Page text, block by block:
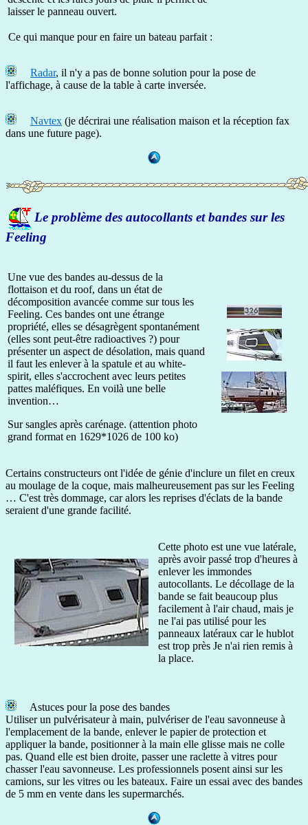
laisser le panneau ouvert.
Ce qui manque pour en faire un bateau parfait :
Radar, il n'y a pas de bonne solution pour la pose de
l'affichage, à cause de la table à carte inversée.
Navtex (je décrirai une réalisation maison et la réception fax
dans une future page).
Le problème des autocollants et bandes sur les
Feeling
Une vue des bandes au-dessus de la
flottaison et du roof, dans un état de
décomposition avancée comme sur tous les
Feeling. Ces bandes ont une étrange
propriété, elles se désagrègent spontanément
(elles sont peut-être radioactives ?) pour
présenter un aspect de désolation, mais quand
il faut les enlever à la spatule et au white-
spirit, elles s'accrochent avec leurs petites
pattes maléfiques. En voilà une belle
invention…
Sur sangles après carénage. (attention photo
grand format en 1629*1026 de 100 ko)
Certains constructeurs ont l'idée de génie d'inclure un filet en creux
au moulage de la coque, mais malheureusement pas sur les Feeling
… C'est très dommage, car alors les reprises d'éclats de la bande
seraient d'une grande facilité.
Cette photo est une vue latérale,
après avoir passé trop d'heures à
enlever les immondes
autocollants. Le décollage de la
bande se fait beaucoup plus
facilement à l'air chaud, mais je
ne l'ai pas utilisé pour les
panneaux latéraux car le hublot
est trop près Je n'ai rien remis à
la place.
Astuces pour la pose des bandes
Utiliser un pulvérisateur à main, pulvériser de l'eau savonneuse à
l'emplacement de la bande, enlever le papier de protection et
appliquer la bande, positionner à la main elle glisse mais ne colle
pas. Quand elle est bien droite, passer une raclette à vitres pour
chasser l'eau savonneuse. Les professionnels posent ainsi sur les
camions, sur les vitres ou les bateaux. Faire un essai avec des bandes
de 5 mm en vente dans les supermarchés.